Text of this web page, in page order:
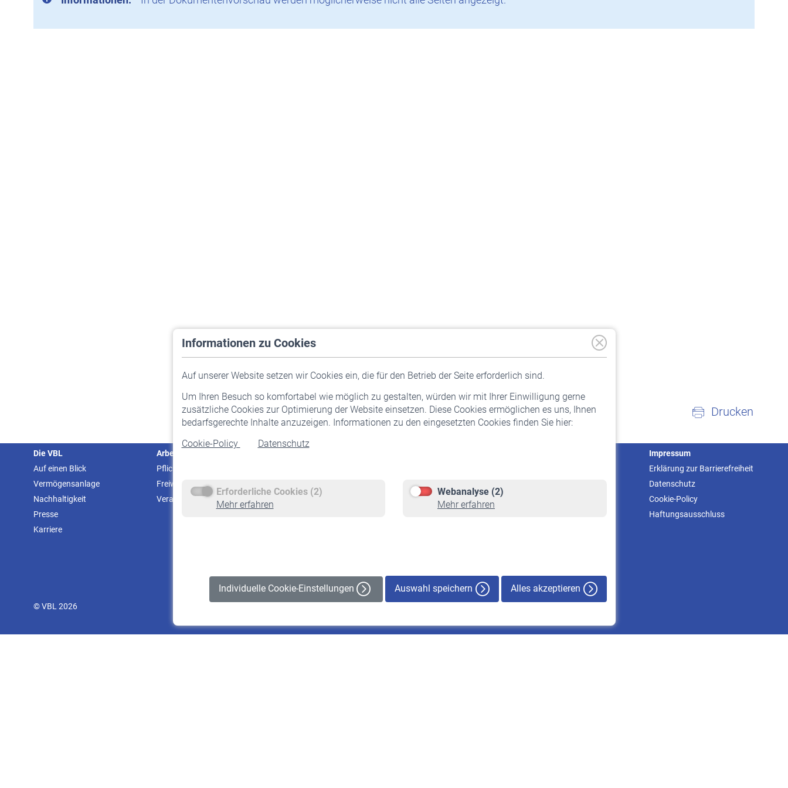
Informationen zu Cookies
Auf unserer Website setzen wir Cookies ein, die für den Betrieb der Seite erforderlich sind.
Um Ihren Besuch so komfortabel wie möglich zu gestalten, würden wir mit Ihrer Einwilligung gerne
zusätzliche Cookies zur Optimierung der Website einsetzen. Diese Cookies ermöglichen es uns, Ihnen
bedarfsgerechte Inhalte anzuzeigen. Informationen zu den eingesetzten Cookies finden Sie hier:
Cookie-Policy
Datenschutz
Erforderliche Cookies (2)
Mehr erfahren
Webanalyse (2)
Mehr erfahren
Individuelle Cookie-Einstellungen Auswahl speichern Alles akzeptieren
Drucken
Die VBL
Auf einen Blick
Vermögensanlage
Nachhaltigkeit
Presse
Karriere
Arbeitgeber
Pflichtversicherung
Freiwillige Versicherung
Veranstaltungen
Staatliche Förderung
Rente beantragen
Rentenauszahlung
Impressum
Erklärung zur Barrierefreiheit
Datenschutz
Cookie-Policy
Haftungsausschluss
© VBL 2026